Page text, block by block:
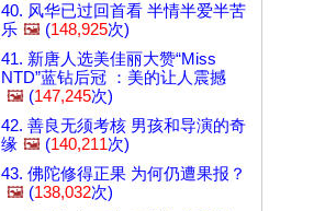
40. 风华已过回首看 半情半爱半苦
乐 🖼️ (148,925次)
41. 新唐人选美佳丽大赞“Miss
NTD”蓝钻后冠 ：美的让人震撼
🖼️ (147,245次)
42. 善良无须考核 男孩和导演的奇
缘 🖼️ (140,211次)
43. 佛陀修得正果 为何仍遭果报？
🖼️ (138,032次)